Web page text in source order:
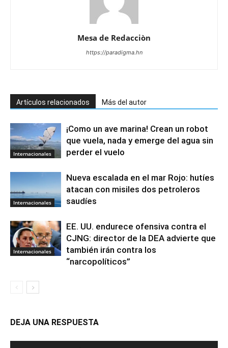
Mesa de Redacciòn
https://paradigma.hn
Artículos relacionados Más del autor
Internacionales
¡Como un ave marina! Crean un robot
que vuela, nada y emerge del agua sin
perder el vuelo
Internacionales
Nueva escalada en el mar Rojo: hutíes
atacan con misiles dos petroleros
saudíes
Internacionales
EE. UU. endurece ofensiva contra el
CJNG: director de la DEA advierte que
también irán contra los
“narcopolíticos”
DEJA UNA RESPUESTA